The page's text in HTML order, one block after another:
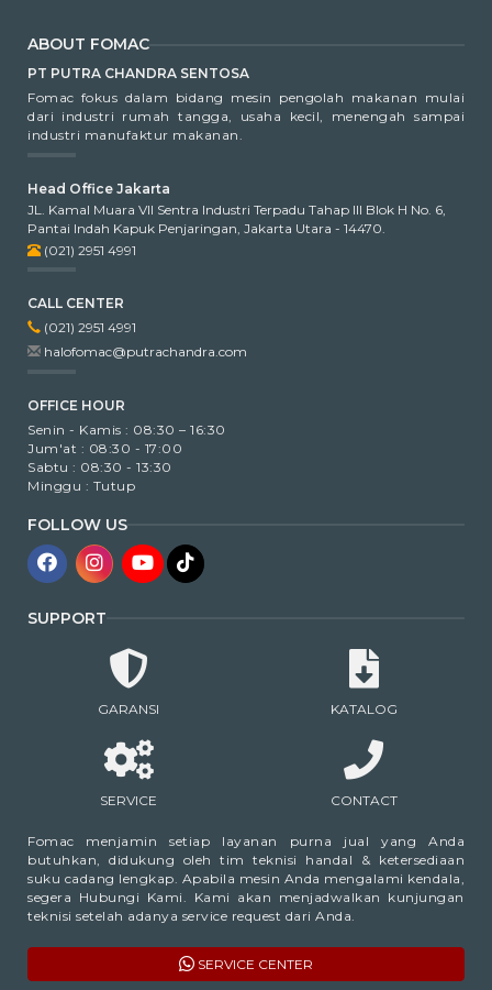
ABOUT FOMAC
PT PUTRA CHANDRA SENTOSA
Fomac fokus dalam bidang mesin pengolah makanan mulai
dari industri rumah tangga, usaha kecil, menengah sampai
industri manufaktur makanan.
Head Office Jakarta
JL. Kamal Muara VII Sentra Industri Terpadu Tahap III Blok H No. 6,
Pantai Indah Kapuk Penjaringan, Jakarta Utara - 14470.
(021) 2951 4991
CALL CENTER
(021) 2951 4991
halofomac@putrachandra.com
OFFICE HOUR
Senin - Kamis : 08:30 – 16:30
Jum'at : 08:30 - 17:00
Sabtu : 08:30 - 13:30
Minggu : Tutup
FOLLOW US
SUPPORT
GARANSI KATALOG
SERVICE CONTACT
Fomac menjamin setiap layanan purna jual yang Anda
butuhkan, didukung oleh tim teknisi handal & ketersediaan
suku cadang lengkap. Apabila mesin Anda mengalami kendala,
segera Hubungi Kami. Kami akan menjadwalkan kunjungan
teknisi setelah adanya service request dari Anda.
SERVICE CENTER